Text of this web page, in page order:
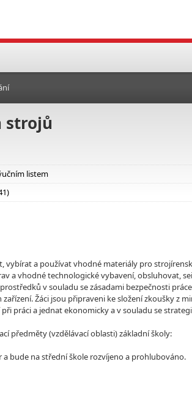
strojů
listem
vybírat a používat vhodné materiály pro
a vhodné technologické vybavení, obsluhovat,
v souladu se zásadami bezpečnosti
Žáci jsou připraveni ke složení zkoušky z
práci a jednat ekonomicky a v souladu se
předměty (vzdělávací oblasti) základní školy:
bude na střední škole rozvíjeno a prohlubováno.